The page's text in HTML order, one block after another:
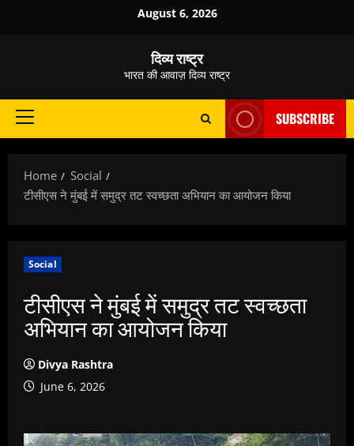
August 6, 2026
दिव्य राष्ट्र
भारत की आवाज़ दिव्य राष्ट्र
Primary
SUBSCRIBE
Home
Social
टीसीएस ने मुंबई में समुद्र तट स्वच्छता अभियान का आयोजन किया
Social
टीसीएस ने मुंबई में समुद्र तट स्वच्छता
अभियान का आयोजन किया
Divya Rashtra
June 6, 2026